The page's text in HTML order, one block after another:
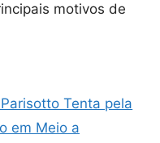
motivos de
Tenta pela
em Meio a